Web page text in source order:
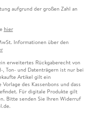
aufgrund der großen Zahl an
hier
Informationen über den
erweitertes Rückgaberecht von
, Ton- und Datenträgern ist nur bei
Artikel gilt ein
des Kassenbons und dass
Für digitale Produkte gilt
Bitte senden Sie Ihren Widerruf